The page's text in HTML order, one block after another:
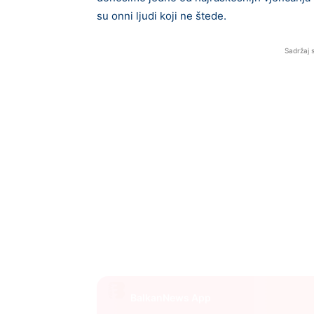
su onni ljudi koji ne štede.
Sadržaj